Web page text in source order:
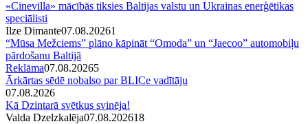
«Cinevilla» mācībās tiksies Baltijas valstu un Ukrainas enerģētikas
speciālisti
Ilze Dimante07.08.20261
“Mūsa Mežciems” plāno kāpināt “Omoda” un “Jaecoo” automobiļu
pārdošanu Baltijā
Reklāma07.08.20265
Ārkārtas sēdē nobalso par BLICe vadītāju
07.08.2026
Kā Dzintarā svētkus svinēja!
Valda Dzelzkalēja07.08.202618